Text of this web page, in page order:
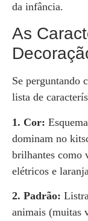
da infância.
As
Se perguntando
lista de
1. Cor:
dominam no
brilhantes como
elétricos e
2. Padrão:
animais (muitas